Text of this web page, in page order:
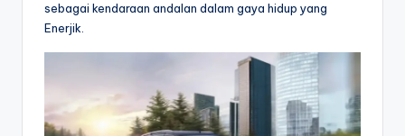
sebagai kendaraan andalan dalam gaya hidup yang
Enerjik.